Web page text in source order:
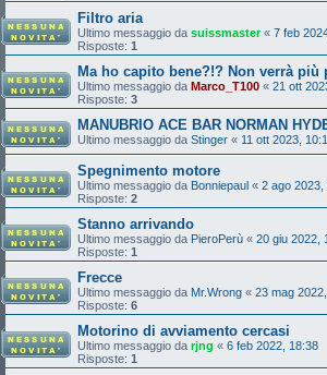
Filtro aria
Ultimo messaggio da suissmaster« 7 feb
Risposte: 1
Ma ho capito bene?!? Non verrà più
Ultimo messaggio da Marco_T100 « 21 ott
Risposte: 3
MANUBRIO ACE BAR NORMAN
Ultimo messaggio da Stinger « 11 ott 2023,
Spegnimento motore
Ultimo messaggio da Bonniepaul « 2 ago 2023,
Risposte: 2
Stanno arrivando
Ultimo messaggio da PieroPerù « 20 giu 2022,
Risposte: 1
Frecce
Ultimo messaggio da Mr.Wrong « 23 mag
Risposte: 6
Motorino di avviamento cercasi
Ultimo messaggio da rjng « 6 feb 2022, 18:38
Risposte: 1